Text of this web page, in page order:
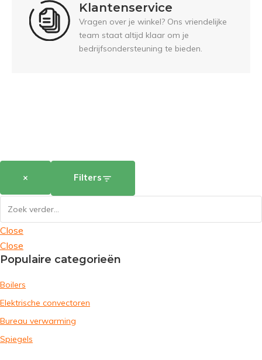
Klantenservice
Vragen over je winkel? Ons vriendelijke
team staat altijd klaar om je
bedrijfsondersteuning te bieden.
× Filters
Close
Close
Populaire categorieën
Boilers
Elektrische convectoren
Bureau verwarming
Spiegels